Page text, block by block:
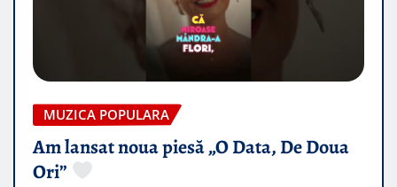
MUZICA POPULARA
Am lansat noua piesă „O Data, De Doua
Ori”